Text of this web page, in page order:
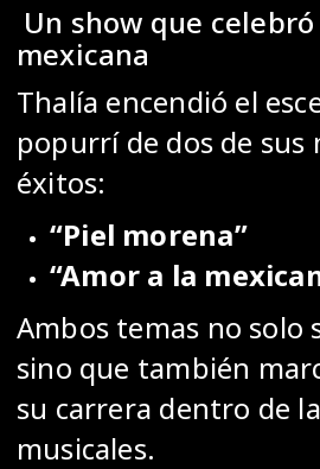
Un show que
mexicana
Thalía encendió el
popurrí de dos de sus
éxitos:
“Piel morena”
“Amor a la
Ambos temas no solo
sino que también
su carrera dentro de
musicales.